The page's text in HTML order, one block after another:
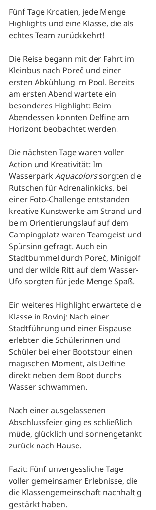
Fünf Tage Kroatien, jede Menge
Highlights und eine Klasse, die als
echtes Team zurückkehrt!
Die Reise begann mit der Fahrt im
Kleinbus nach Poreč und einer
ersten Abkühlung im Pool. Bereits
am ersten Abend wartete ein
besonderes Highlight: Beim
Abendessen konnten Delfine am
Horizont beobachtet werden.
Die nächsten Tage waren voller
Action und Kreativität: Im
Wasserpark Aquacolors sorgten die
Rutschen für Adrenalinkicks, bei
einer Foto-Challenge entstanden
kreative Kunstwerke am Strand und
beim Orientierungslauf auf dem
Campingplatz waren Teamgeist und
Spürsinn gefragt. Auch ein
Stadtbummel durch Poreč, Minigolf
und der wilde Ritt auf dem Wasser-
Ufo sorgten für jede Menge Spaß.
Ein weiteres Highlight erwartete die
Klasse in Rovinj: Nach einer
Stadtführung und einer Eispause
erlebten die Schülerinnen und
Schüler bei einer Bootstour einen
magischen Moment, als Delfine
direkt neben dem Boot durchs
Wasser schwammen.
Nach einer ausgelassenen
Abschlussfeier ging es schließlich
müde, glücklich und sonnengetankt
zurück nach Hause.
Fazit: Fünf unvergessliche Tage
voller gemeinsamer Erlebnisse, die
die Klassengemeinschaft nachhaltig
gestärkt haben.